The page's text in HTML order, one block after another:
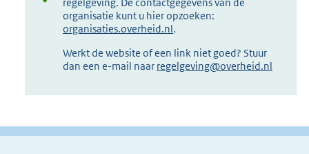
organisatie kunt u hier opzoeken:
organisaties.overheid.nl.
Werkt de website of een link niet goed? Stuur
dan een e-mail naar regelgeving@overheid.nl